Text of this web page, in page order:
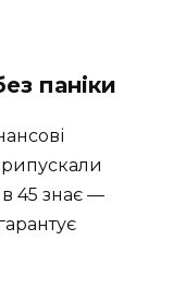
паніки
45 знає —